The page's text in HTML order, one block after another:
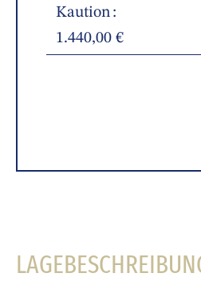
Kaution
1.440,00 €